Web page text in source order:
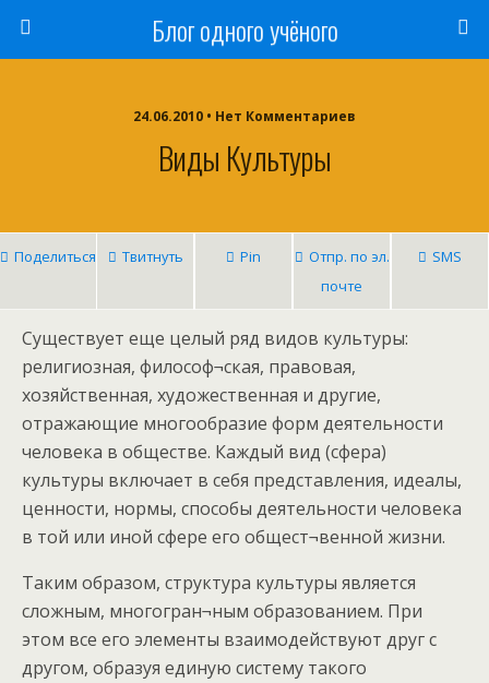
Блог одного учёного
24.06.2010 • Нет Комментариев
Виды Культуры
Поделиться Твитнуть Pin
Отпр. по эл.
почте
SMS
Существует еще целый ряд видов культуры:
религиозная, философ¬ская, правовая,
хозяйственная, художественная и другие,
отражающие многообразие форм деятельности
человека в обществе. Каждый вид (сфера)
культуры включает в себя представления, идеалы,
ценности, нормы, способы деятельности человека
в той или иной сфере его общест¬венной жизни.
Таким образом, структура культуры является
сложным, многогран¬ным образованием. При
этом все его элементы взаимодействуют друг с
другом, образуя единую систему такого